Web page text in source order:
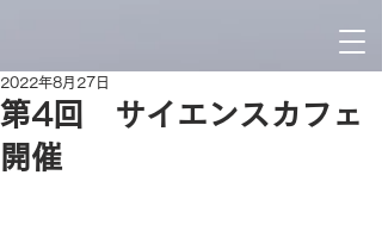
第4回 サイエンスカフェ
開催
2022年8月27日